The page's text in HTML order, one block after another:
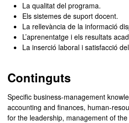
La qualitat del programa.
Els sistemes de suport docent.
La rellevància de la informació
L’aprenentatge i els resultats
La inserció laboral i satisfacció
Continguts
Specific business-management
accounting and finances, human-
for the leadership, management of